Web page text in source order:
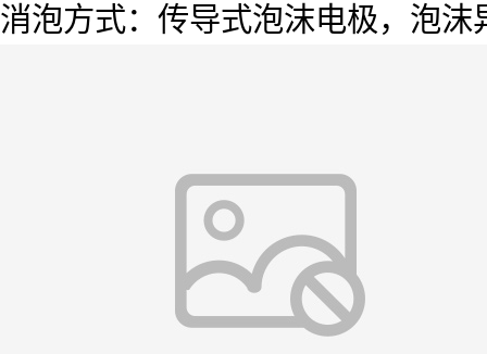
消泡方式：传导式泡沫电极，泡